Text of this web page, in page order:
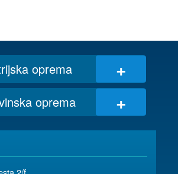
oprema +
oprema +